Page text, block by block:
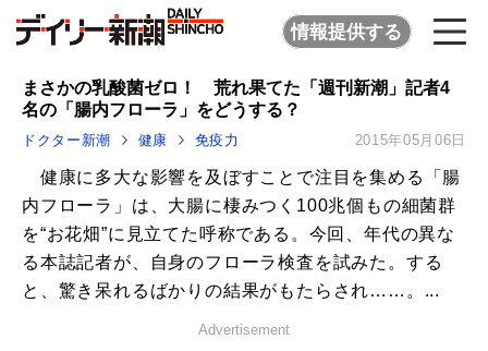
情報提供する
まさかの乳酸菌ゼロ！ 荒れ果てた「週刊新潮」記者4
名の「腸内フローラ」をどうする？
ドクター新潮 健康 免疫力 2015年05月06日
健康に多大な影響を及ぼすことで注目を集める「腸
内フローラ」は、大腸に棲みつく100兆個もの細菌群
を“お花畑”に見立てた呼称である。今回、年代の異な
る本誌記者が、自身のフローラ検査を試みた。する
と、驚き呆れるばかりの結果がもたらされ……。...
Advertisement